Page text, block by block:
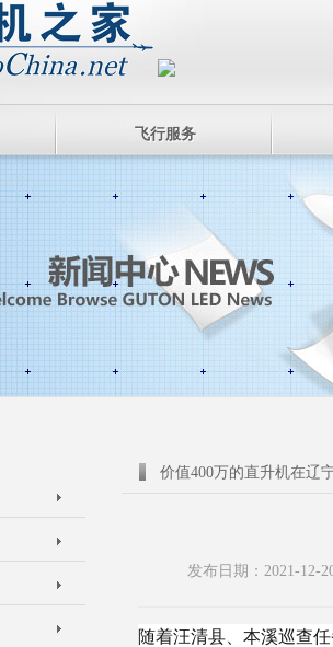
飞行服务
价值400万的直升机在辽
发布日期：2021-12-
随着汪清县、本溪巡查